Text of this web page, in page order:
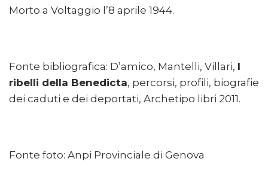
Morto a Voltaggio l’8 aprile 1944.
Fonte bibliografica: D’amico, Mantelli, Villari, I
ribelli della Benedicta, percorsi, profili, biografie
dei caduti e dei deportati, Archetipo libri 2011.
Fonte foto: Anpi Provinciale di Genova